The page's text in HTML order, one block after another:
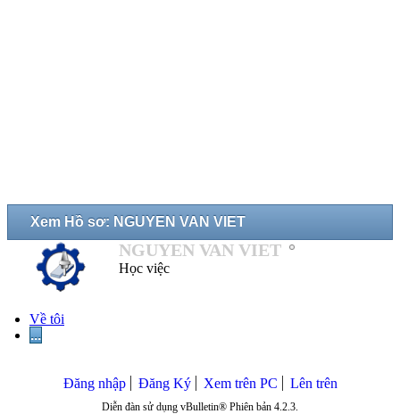
Xem Hồ sơ: NGUYEN VAN VIET
NGUYEN VAN VIET
Học việc
Về tôi
...
Đăng nhập Đăng Ký Xem trên PC Lên trên
Diễn đàn sử dụng vBulletin® Phiên bản 4.2.3.